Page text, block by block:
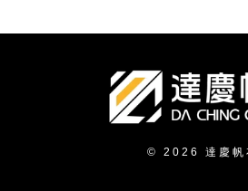
© 2026 達慶帆